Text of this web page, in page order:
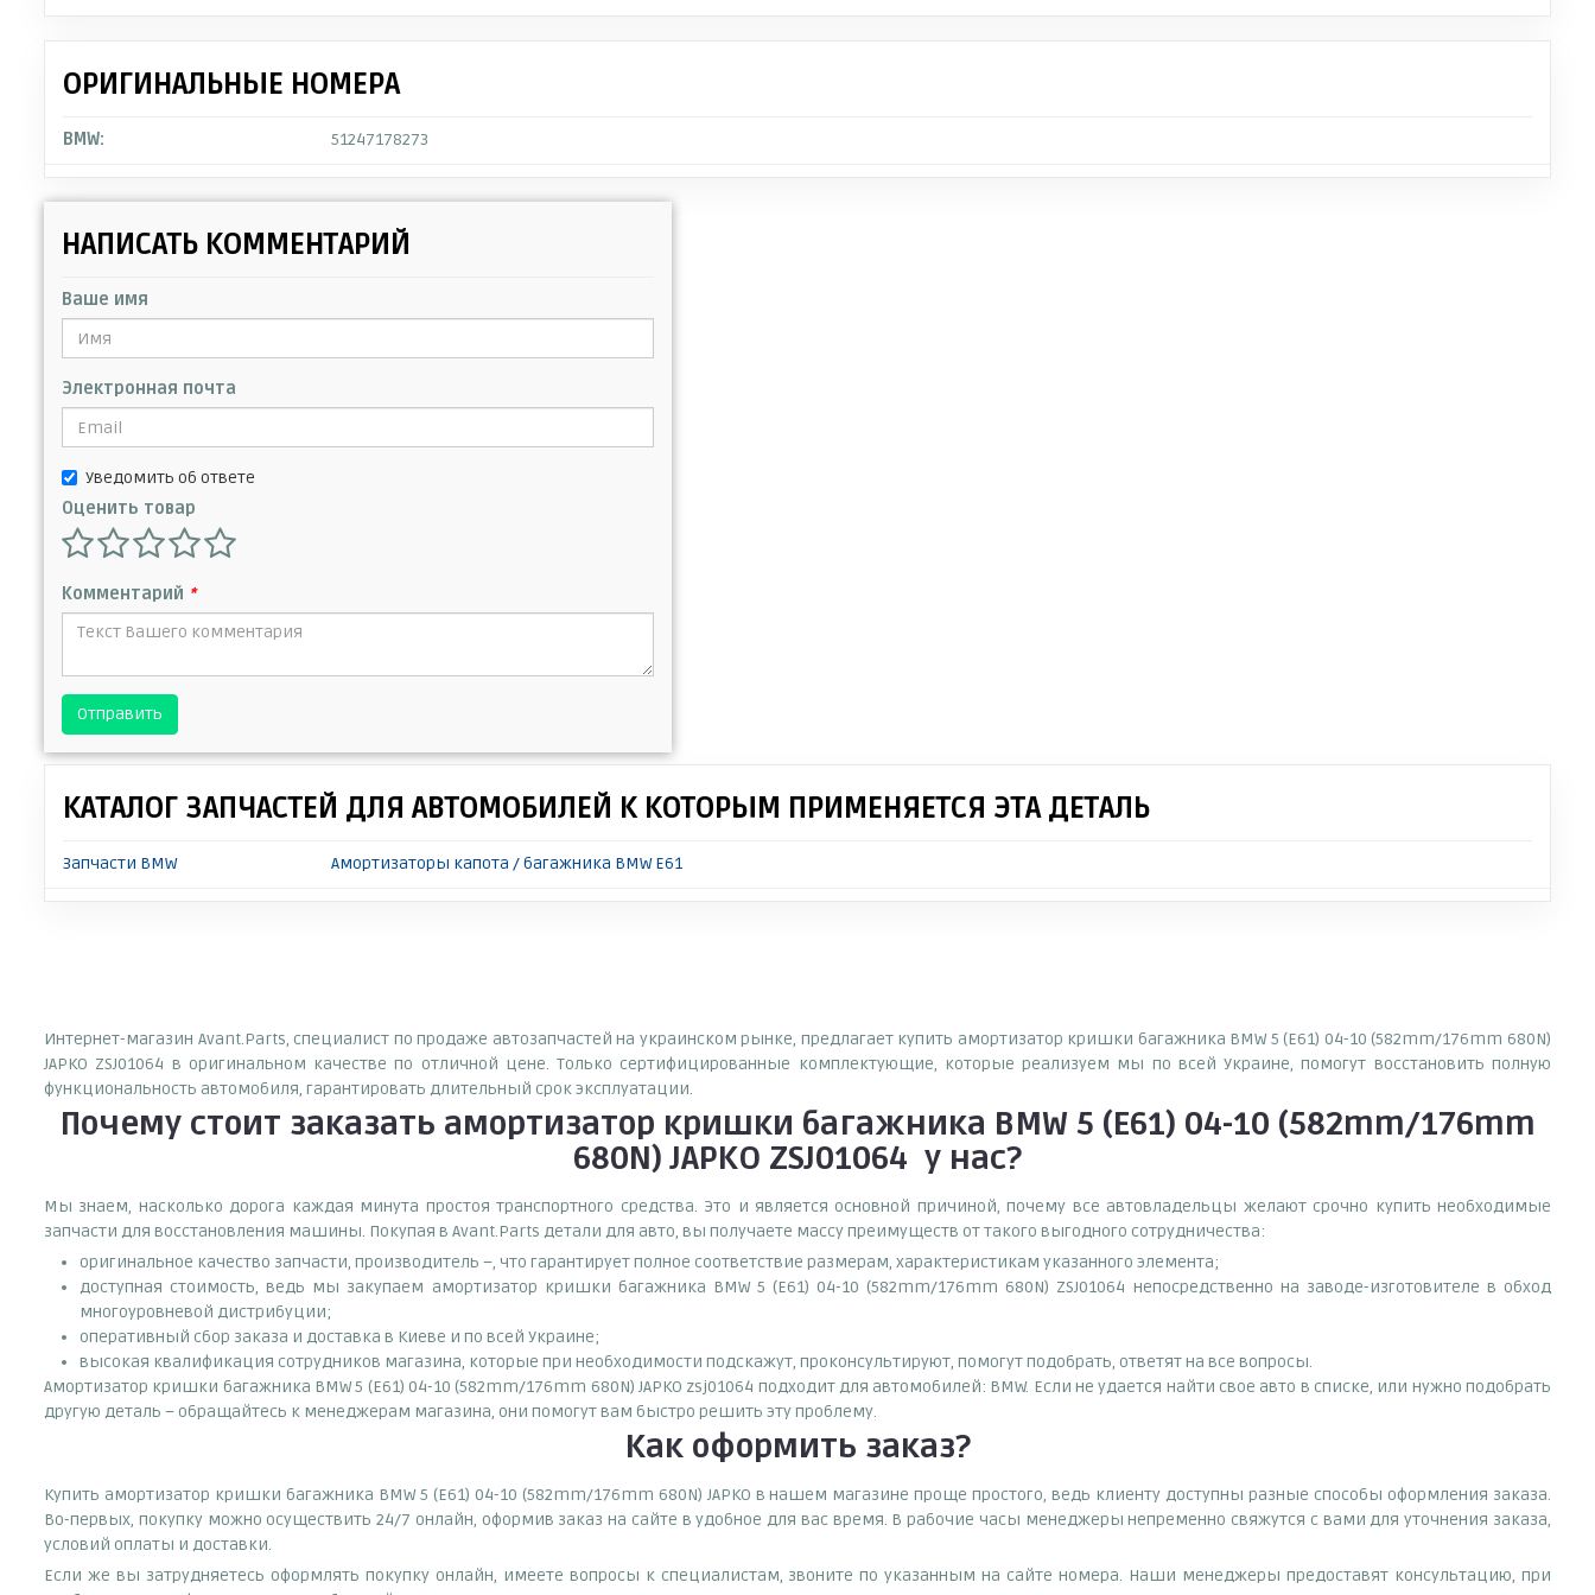
ОРИГИНАЛЬНЫЕ НОМЕРА
BMW: 51247178273
НАПИСАТЬ КОММЕНТАРИЙ
Ваше имя
Электронная почта
Уведомить об ответе
Оценить товар
Комментарий *
Отправить
КАТАЛОГ ЗАПЧАСТЕЙ ДЛЯ АВТОМОБИЛЕЙ К КОТОРЫМ ПРИМЕНЯЕТСЯ ЭТА ДЕТАЛЬ
Запчасти BMW Амортизаторы капота / багажника BMW E61
Интернет-магазин Avant.Parts, специалист по продаже автозапчастей на украинском рынке, предлагает купить амортизатор кришки багажника BMW 5 (E61) 04-10 (582mm/176mm 680N)
JAPKO ZSJ01064 в оригинальном качестве по отличной цене. Только сертифицированные комплектующие, которые реализуем мы по всей Украине, помогут восстановить полную
функциональность автомобиля, гарантировать длительный срок эксплуатации.
Почему стоит заказать амортизатор кришки багажника BMW 5 (E61) 04-10 (582mm/176mm
680N) JAPKO ZSJ01064 у нас?
Мы знаем, насколько дорога каждая минута простоя транспортного средства. Это и является основной причиной, почему все автовладельцы желают срочно купить необходимые
запчасти для восстановления машины. Покупая в Avant.Parts детали для авто, вы получаете массу преимуществ от такого выгодного сотрудничества:
оригинальное качество запчасти, производитель –, что гарантирует полное соответствие размерам, характеристикам указанного элемента;
доступная стоимость, ведь мы закупаем амортизатор кришки багажника BMW 5 (E61) 04-10 (582mm/176mm 680N) ZSJ01064 непосредственно на заводе-изготовителе в обход
многоуровневой дистрибуции;
оперативный сбор заказа и доставка в Киеве и по всей Украине;
высокая квалификация сотрудников магазина, которые при необходимости подскажут, проконсультируют, помогут подобрать, ответят на все вопросы.
Амортизатор кришки багажника BMW 5 (E61) 04-10 (582mm/176mm 680N) JAPKO zsj01064 подходит для автомобилей: BMW. Если не удается найти свое авто в списке, или нужно подобрать
другую деталь – обращайтесь к менеджерам магазина, они помогут вам быстро решить эту проблему.
Как оформить заказ?
Купить амортизатор кришки багажника BMW 5 (E61) 04-10 (582mm/176mm 680N) JAPKO в нашем магазине проще простого, ведь клиенту доступны разные способы оформления заказа.
Во-первых, покупку можно осуществить 24/7 онлайн, оформив заказ на сайте в удобное для вас время. В рабочие часы менеджеры непременно свяжутся с вами для уточнения заказа,
условий оплаты и доставки.
Если же вы затрудняетесь оформлять покупку онлайн, имеете вопросы к специалистам, звоните по указанным на сайте номера. Наши менеджеры предоставят консультацию, при